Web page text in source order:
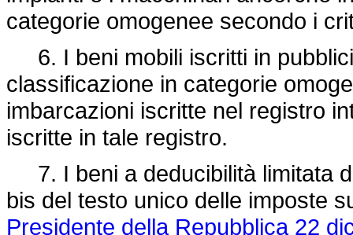
categorie omogenee secondo i
6. I beni mobili iscritti in
classificazione in categorie
imbarcazioni iscritte nel registro
iscritte in tale registro.
7. I beni a deducibilità limitata
bis del testo unico delle imposte
Presidente della Repubblica 22